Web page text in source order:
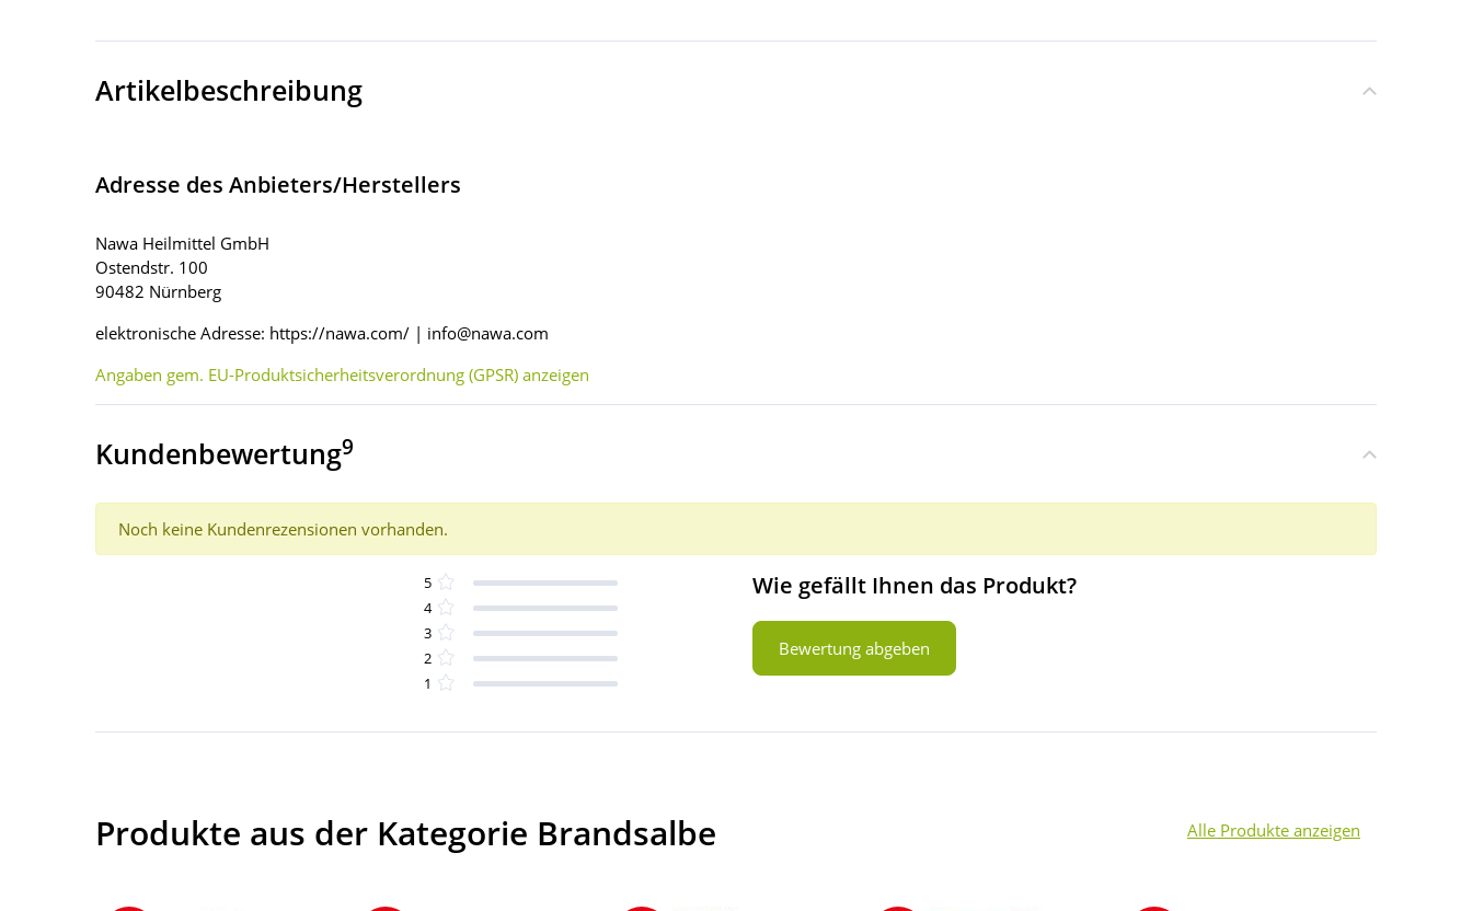
Artikelbeschreibung
Adresse des Anbieters/Herstellers
Nawa Heilmittel GmbH
Ostendstr. 100
90482 Nürnberg
elektronische Adresse: https://nawa.com/ | info@nawa.com
Angaben gem. EU-Produktsicherheitsverordnung (GPSR) anzeigen
Kundenbewertung9
Noch keine Kundenrezensionen vorhanden.
5
4
3
2
1
Wie gefällt Ihnen das Produkt?
Bewertung abgeben
Produkte aus der Kategorie Brandsalbe Alle Produkte anzeigen